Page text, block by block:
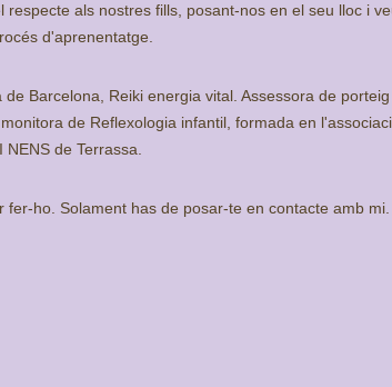
als nostres fills, posant-nos en el seu lloc i
d'aprenentatge.
Barcelona, Reiki energia vital. Assessora de
de Reflexologia infantil, formada en
de Terrassa.
ho. Solament has de posar-te en contacte amb mi.